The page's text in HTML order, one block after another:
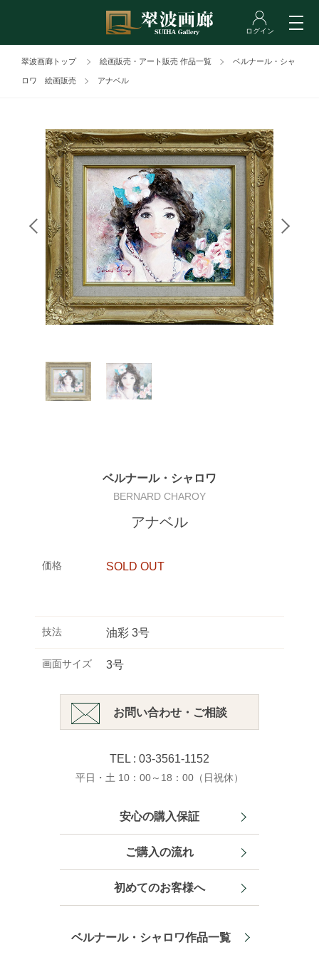
翠波画廊トップ 絵画販売・アート販売 作品一覧 ベルナール・シャ
ロワ 絵画販売 アナベル
ベルナール・シャロワ
BERNARD CHAROY
アナベル
価格 SOLD OUT
技法 油彩 3号
画面サイズ 3号
お問い合わせ・ご相談
TEL : 03-3561-1152
平日・土 10：00～18：00（日祝休）
安心の購入保証
ご購入の流れ
初めてのお客様へ
ベルナール・シャロワ作品一覧